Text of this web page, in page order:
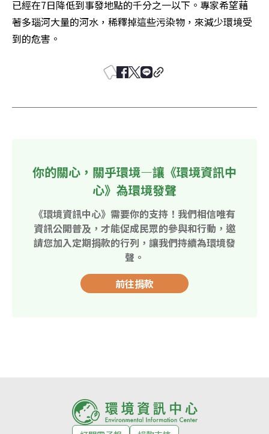
已經在7日降低到事發地點的千分之一以下。專家希望藉
著多瑙河大量的河水，稀釋掉這些污染物，來減少環境受
到的危害。
你的關心，關乎環境—讓《環境資訊中
心》為環境發聲
《環境資訊中心》需要你的支持！我們相信唯有
資訊公開普及，才能促成民眾的參與和行動，邀
請您加入定期捐款的行列，讓我們持續為環境發
聲。
前往捐款